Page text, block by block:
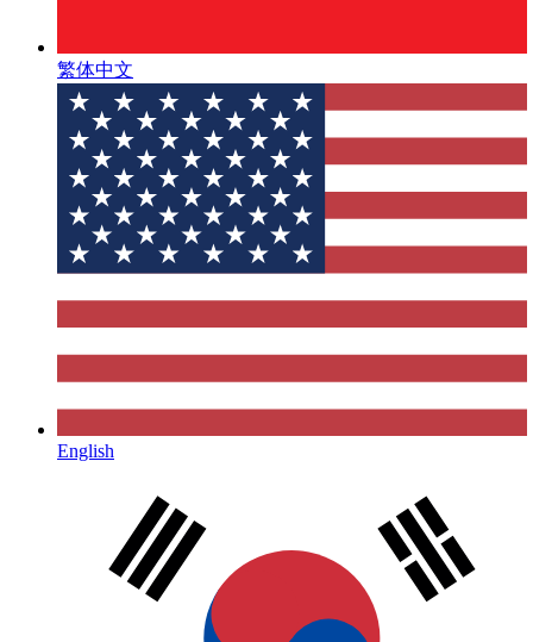
繁体中文
English